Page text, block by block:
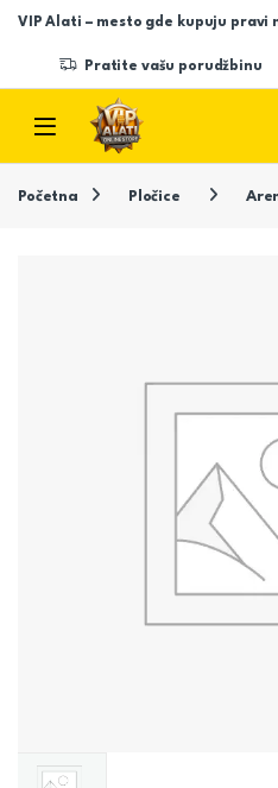
Skip to navigation
Skip to content
VIP Alati – mesto gde kupuju pravi
Pratite vašu porudžbinu
Open
Početna Pločice